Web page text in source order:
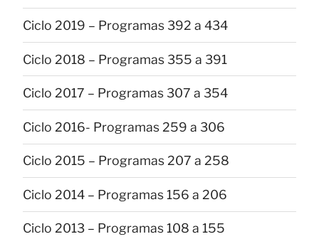
Ciclo 2019 – Programas 392 a 434
Ciclo 2018 – Programas 355 a 391
Ciclo 2017 – Programas 307 a 354
Ciclo 2016- Programas 259 a 306
Ciclo 2015 – Programas 207 a 258
Ciclo 2014 – Programas 156 a 206
Ciclo 2013 – Programas 108 a 155